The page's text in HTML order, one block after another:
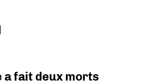
a fait deux morts